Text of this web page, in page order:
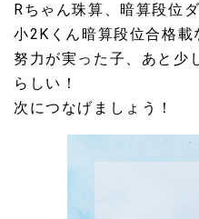
Rちゃん珠算、暗算段位
小2Kくん暗算段位合格載
努力が実った子、あと少
らしい！
次につなげましょう！